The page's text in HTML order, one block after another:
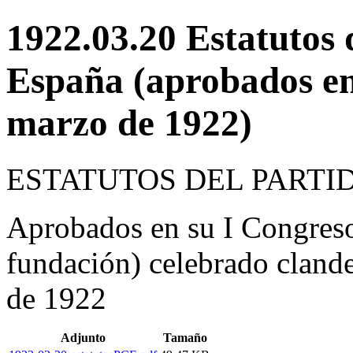
1922.03.20
España (aprobados
marzo de 1922)
ESTATUTOS DEL
Aprobados en su I
fundación) celebrado
de 1922
Adjunto
Tamaño